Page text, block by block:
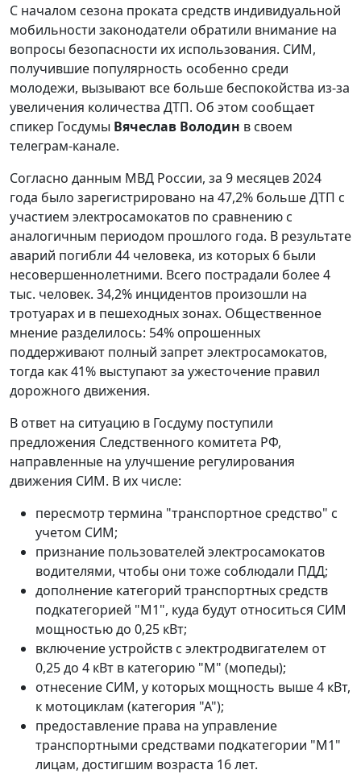
С началом сезона проката средств индивидуальной
мобильности законодатели обратили внимание на
вопросы безопасности их использования. СИМ,
получившие популярность особенно среди
молодежи, вызывают все больше беспокойства из-за
увеличения количества ДТП. Об этом сообщает
спикер Госдумы Вячеслав Володин в своем
телеграм-канале.
Согласно данным МВД России, за 9 месяцев 2024
года было зарегистрировано на 47,2% больше ДТП с
участием электросамокатов по сравнению с
аналогичным периодом прошлого года. В результате
аварий погибли 44 человека, из которых 6 были
несовершеннолетними. Всего пострадали более 4
тыс. человек. 34,2% инцидентов произошли на
тротуарах и в пешеходных зонах. Общественное
мнение разделилось: 54% опрошенных
поддерживают полный запрет электросамокатов,
тогда как 41% выступают за ужесточение правил
дорожного движения.
В ответ на ситуацию в Госдуму поступили
предложения Следственного комитета РФ,
направленные на улучшение регулирования
движения СИМ. В их числе:
пересмотр термина "транспортное средство" с
учетом СИМ;
признание пользователей электросамокатов
водителями, чтобы они тоже соблюдали ПДД;
дополнение категорий транспортных средств
подкатегорией "М1", куда будут относиться СИМ
мощностью до 0,25 кВт;
включение устройств с электродвигателем от
0,25 до 4 кВт в категорию "М" (мопеды);
отнесение СИМ, у которых мощность выше 4 кВт,
к мотоциклам (категория "А");
предоставление права на управление
транспортными средствами подкатегории "М1"
лицам, достигшим возраста 16 лет.